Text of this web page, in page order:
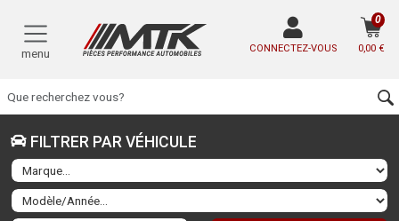
menu CONNECTEZ-VOUS 0,00 €
0
FILTRER PAR VÉHICULE